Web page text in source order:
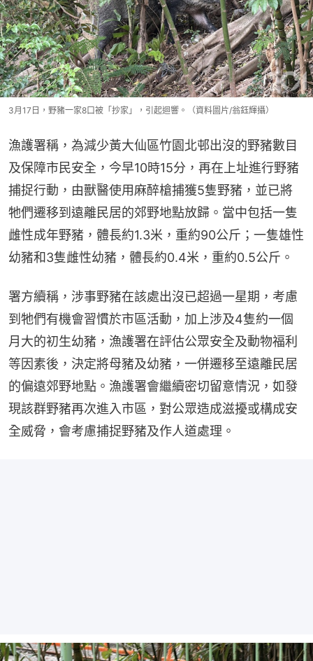
3月17日，野豬一家8口被「抄家」，引起迴響。（資料圖片/翁鈺輝攝）
漁護署稱，為減少黃大仙區竹園北邨出沒的野豬數目
及保障市民安全，今早10時15分，再在上址進行野豬
捕捉行動，由獸醫使用麻醉槍捕獲5隻野豬，並已將
牠們遷移到遠離民居的郊野地點放歸。當中包括一隻
雌性成年野豬，體長約1.3米，重約90公斤；一隻雄性
幼豬和3隻雌性幼豬，體長約0.4米，重約0.5公斤。
署方續稱，涉事野豬在該處出沒已超過一星期，考慮
到牠們有機會習慣於市區活動，加上涉及4隻約一個
月大的初生幼豬，漁護署在評估公眾安全及動物福利
等因素後，決定將母豬及幼豬，一併遷移至遠離民居
的偏遠郊野地點。漁護署會繼續密切留意情況，如發
現該群野豬再次進入市區，對公眾造成滋擾或構成安
全威脅，會考慮捕捉野豬及作人道處理。